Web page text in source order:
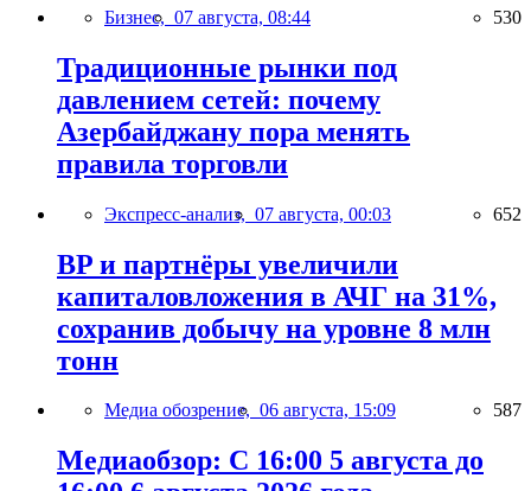
Бизнес, 07 августа, 08:44 530
Традиционные рынки под
давлением сетей: почему
Азербайджану пора менять
правила торговли
Экспресс-анализ, 07 августа, 00:03 652
BP и партнёры увеличили
капиталовложения в АЧГ на 31%,
сохранив добычу на уровне 8 млн
тонн
Медиа обозрение, 06 августа, 15:09 587
Медиаобзор: С 16:00 5 августа до